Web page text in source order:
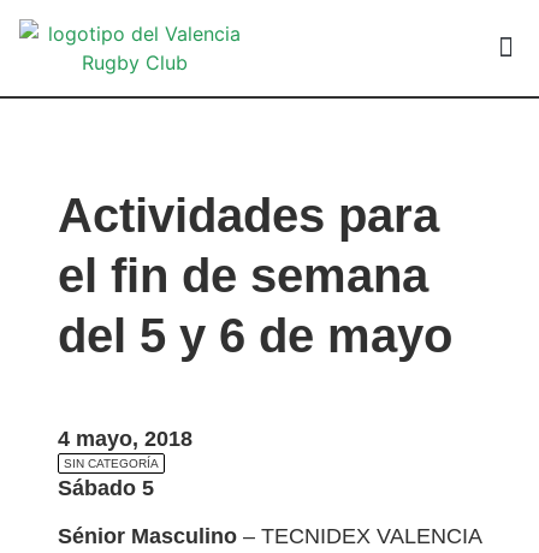
Actividades para
el fin de semana
del 5 y 6 de mayo
4 mayo, 2018
SIN CATEGORÍA
Sábado 5
Sénior Masculino – TECNIDEX VALENCIA